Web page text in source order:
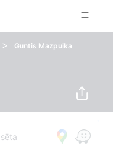
> Guntis Mazpuika